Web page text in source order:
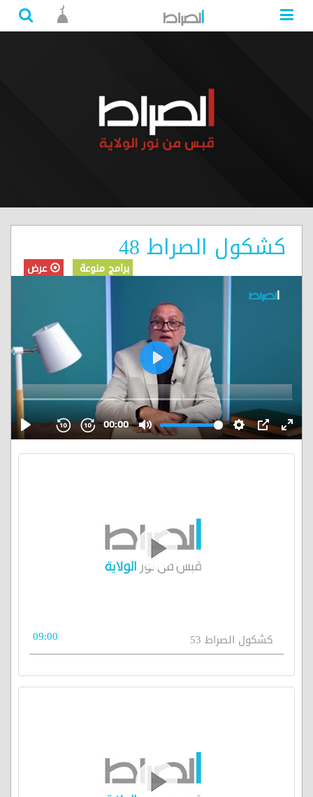
كشكول الصراط 48
برامج منوعة عرض
كشكول الصراط 53 09:00